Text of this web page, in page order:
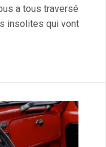
a tous traversé
insolites qui vont